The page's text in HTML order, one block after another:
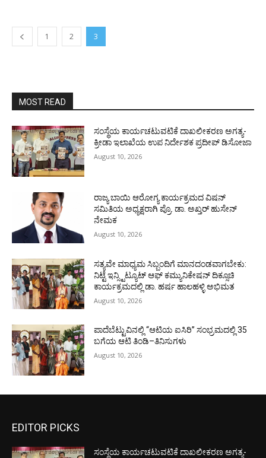
1 2 3
MOST READ
ಸಂಸ್ಥೆಯ ಕಾರ್ಯಚಟುವಟಿಕೆ ದಾಖಲೀಕರಣ ಅಗತ್ಯ-
ಕ್ರೀಡಾ ಇಲಾಖೆಯ ಉಪ ನಿರ್ದೇಶಕ ಪ್ರದೀಪ್ ಡಿಸೋಜಾ
August 10, 2026
ರಾಜ್ಯ ಬಾಯಿ ಆರೋಗ್ಯ ಕಾರ್ಯಕ್ರಮದ ವಿಷನ್
ಸಮಿತಿಯ ಅಧ್ಯಕ್ಷರಾಗಿ ಪ್ರೊ. ಡಾ. ಅಖ್ತರ್ ಹುಸೇನ್
ನೇಮಕ
August 10, 2026
ಸತ್ಯವೇ ಮಾಧ್ಯಮ ಸಿಬ್ಬಂದಿಗೆ ಮಾನದಂಡವಾಗಬೇಕು:
ನಿಟ್ಟೆ ಇನ್ಸ್ಟಿಟ್ಯೂಟ್ ಆಫ್ ಕಮ್ಯುನಿಕೇಷನ್ ದಿಕ್ಸೂಚಿ
ಕಾರ್ಯಕ್ರಮದಲ್ಲಿ ಡಾ. ಹರ್ಷ ಹಾಲಹಳ್ಳಿ ಅಭಿಮತ
August 10, 2026
ಪಾದೆಬೆಟ್ಟುವಿನಲ್ಲಿ “ಆಟಿಯ ಐಸಿರಿ’’ ಸಂಭ್ರಮದಲ್ಲಿ 35
ಬಗೆಯ ಆಟಿ ತಿಂಡಿ–ತಿನಿಸುಗಳು
August 10, 2026
EDITOR PICKS
ಸಂಸ್ಥೆಯ ಕಾರ್ಯಚಟುವಟಿಕೆ ದಾಖಲೀಕರಣ ಅಗತ್ಯ-